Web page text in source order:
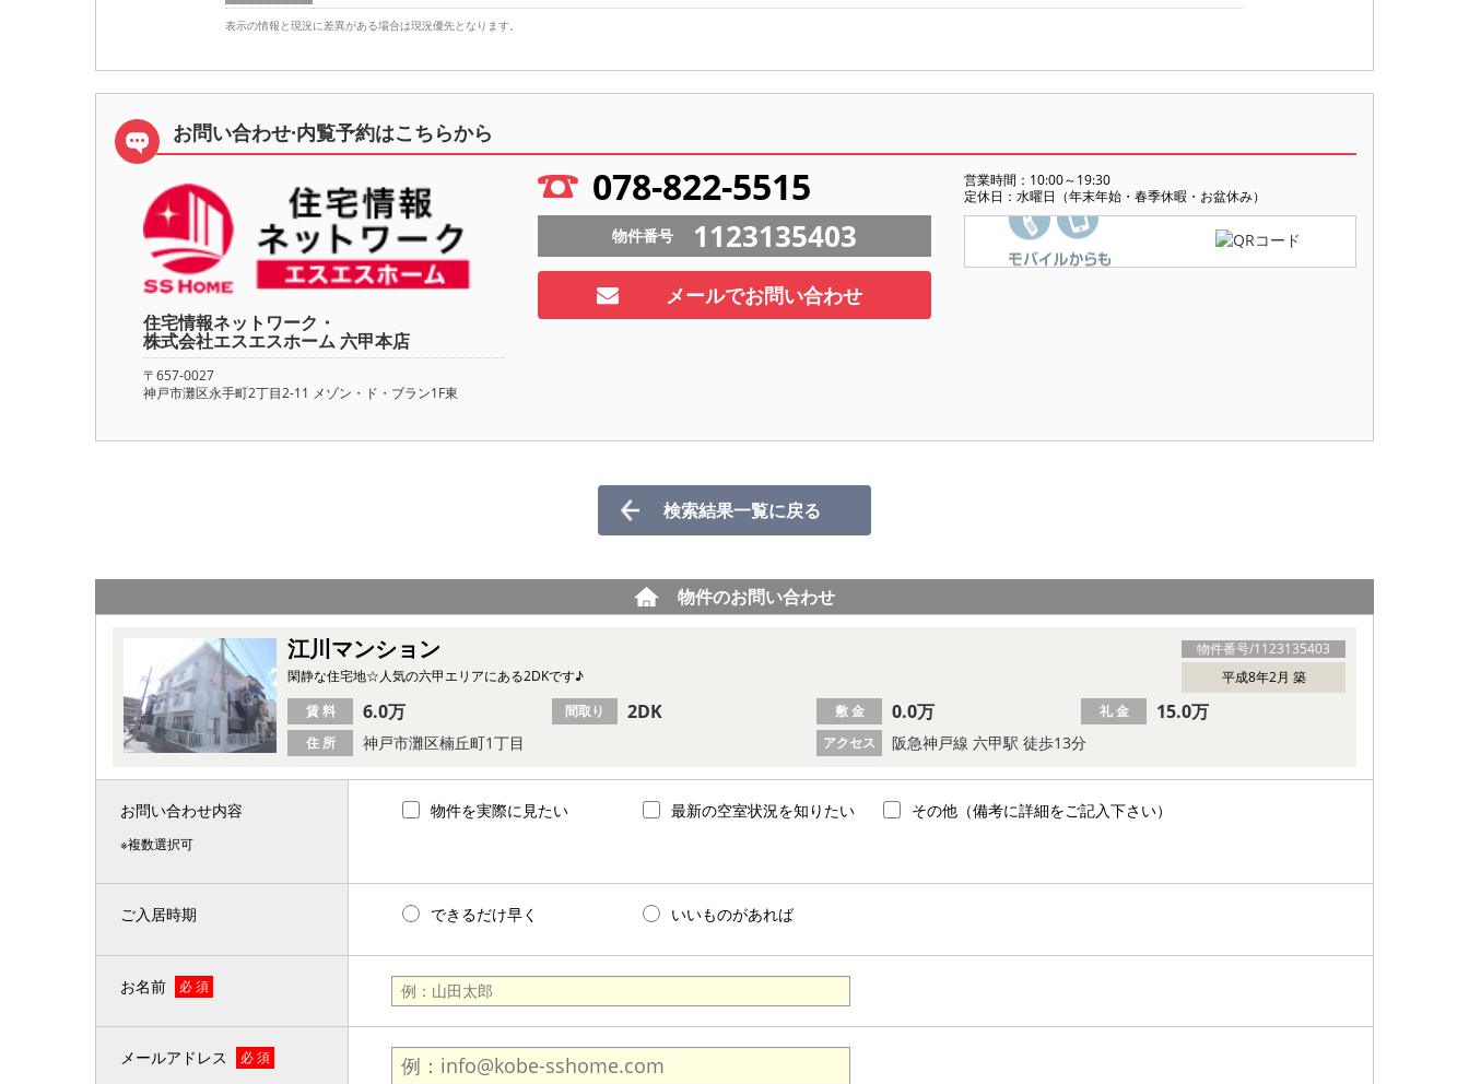
表示の情報と現況に差異がある場合は現況優先となります。
お問い合わせ·内覧予約はこちらから
住宅情報ネットワーク・
株式会社エスエスホーム 六甲本店
〒657-0027
神戸市灘区永手町2丁目2-11 メゾン・ド・ブラン1F東
078-822-5515
営業時間：10:00～19:30
定休日：水曜日（年末年始・春季休暇・お盆休み）
物件番号 1123135403
メールでお問い合わせ
検索結果一覧に戻る
物件のお問い合わせ
物件番号/1123135403
江川マンション
平成8年2月 築
閑静な住宅地☆人気の六甲エリアにある2DKです♪
住 所 神戸市灘区楠丘町1丁目 アクセス 阪急神戸線 六甲駅 徒歩13分
賃 料 6.0万 間取り 2DK 敷 金 0.0万 礼 金 15.0万
お問い合わせ内容
※複数選択可
物件を実際に見たい 最新の空室状況を知りたい その他（備考に詳細をご記入下さい）
ご入居時期 できるだけ早く いいものがあれば
お名前 必 須
メールアドレス 必 須